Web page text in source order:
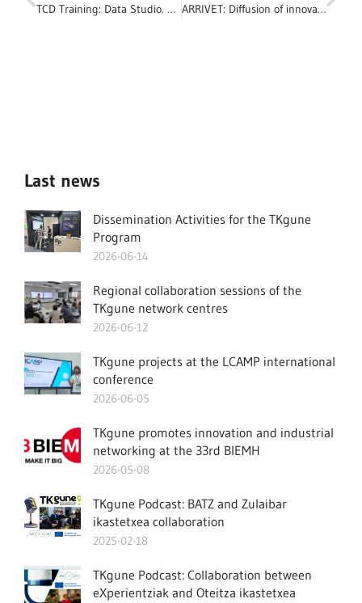
TCD Training: Data Studio. Real application from Politeknika Ikastegia TXORIERRI in a multinational company ARRIVET: Diffusion of innovation in VET – Interview with Unai Ziarsolo and Jone Etxebeste
Last news
Dissemination Activities for the TKgune
Program
2026-06-14
Regional collaboration sessions of the
TKgune network centres
2026-06-12
TKgune projects at the LCAMP international
conference
2026-06-05
TKgune promotes innovation and industrial
networking at the 33rd BIEMH
2026-05-08
TKgune Podcast: BATZ and Zulaibar
ikastetxea collaboration
2025-02-18
TKgune Podcast: Collaboration between
eXperientziak and Oteitza ikastetxea